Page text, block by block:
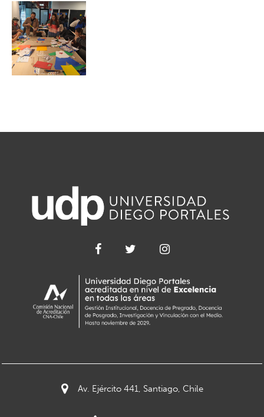
Av. Ejército 441, Santiago, Chile